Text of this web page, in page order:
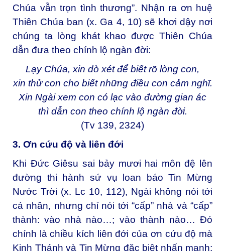
Chúa vẫn trọn tình thương”. Nhận ra ơn huệ
Thiên Chúa ban (x. Ga 4, 10) sẽ khơi dậy nơi
chúng ta lòng khát khao được Thiên Chúa
dẫn đưa theo chính lộ ngàn đời:
Lạy Chúa, xin dò xét để biết rõ lòng con,
xin thử con cho biết những điều con cảm nghĩ.
Xin Ngài xem con có lạc vào đường gian ác
thì dẫn con theo chính lộ ngàn đời.
(Tv 139, 2324)
3. Ơn cứu độ và liên đới
Khi Đức Giêsu sai bảy mươi hai môn đệ lên
đường thi hành sứ vụ loan báo Tin Mừng
Nước Trời (x. Lc 10, 112), Ngài không nói tới
cá nhân, nhưng chỉ nói tới “cấp” nhà và “cấp”
thành: vào nhà nào…; vào thành nào… Đó
chính là chiều kích liên đới của ơn cứu độ mà
Kinh Thánh và Tin Mừng đặc biệt nhấn mạnh;